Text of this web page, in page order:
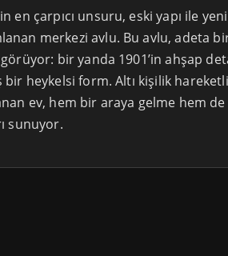
en çarpıcı unsuru, eski yapı ile
merkezi avlu. Bu avlu, adeta
bir yanda 1901’in ahşap
bir heykelsi form. Altı kişilik
ev, hem bir araya gelme hem de
sunuyor.